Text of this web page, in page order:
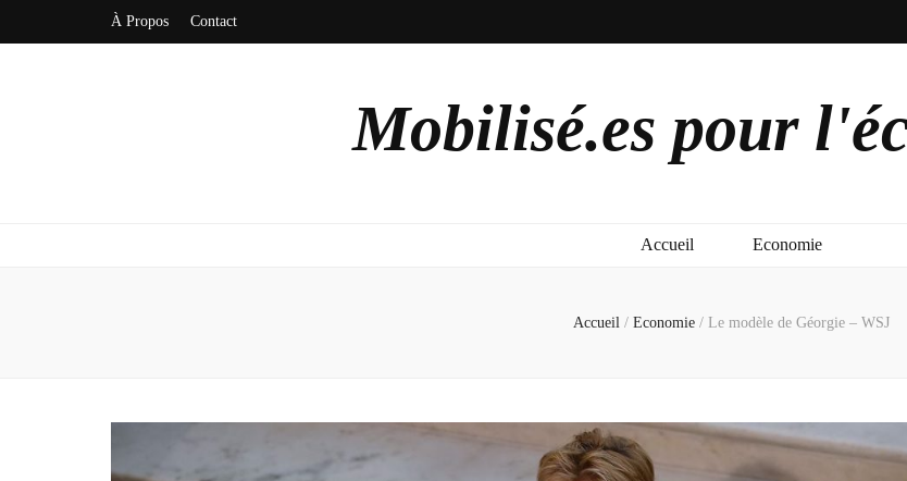
À Propos Contact
Mobilisé.es pour
Accueil Economie
Accueil / Economie / Le modèle de Géorgie – WSJ